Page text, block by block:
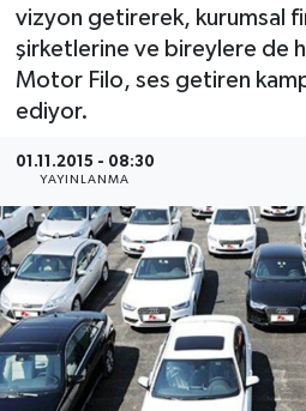
vizyon getirerek, kurumsal
şirketlerine ve bireylere de
Motor Filo, ses getiren
ediyor.
01.11.2015 - 08:30
YAYINLANMA
KAPAK
OSB
ŞİRKET PANO
SÖYLEŞİ
ÜLKE
YAŞAM